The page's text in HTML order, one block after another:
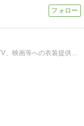
下北沢・代々木八幡にある帽子屋ブログTV、映画等への衣装提供情報（嵐、AKB他）、ご近所情報、阪神ネタ、クダマキ等々